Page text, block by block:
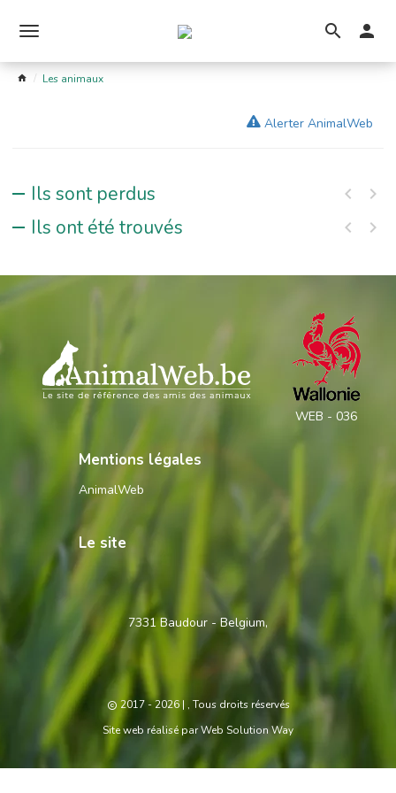
le
menu
Les animaux
Alerter AnimalWeb
Ils sont perdus
Ils ont été trouvés
WEB - 036
Mentions légales
AnimalWeb
Le site
Contactez-
7331 Baudour - Belgium,
2017 - 2026| , Tous droits réservés
Site web réalisé parWeb Solution Way